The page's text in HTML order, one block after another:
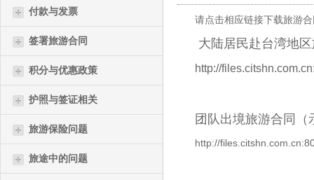
付款与发票
签署旅游合同
积分与优惠政策
护照与签证相关
旅游保险问题
旅途中的问题
请点击相应链接下载旅游
大陆居民赴台湾地
http://
团队出境旅游合同（
http://